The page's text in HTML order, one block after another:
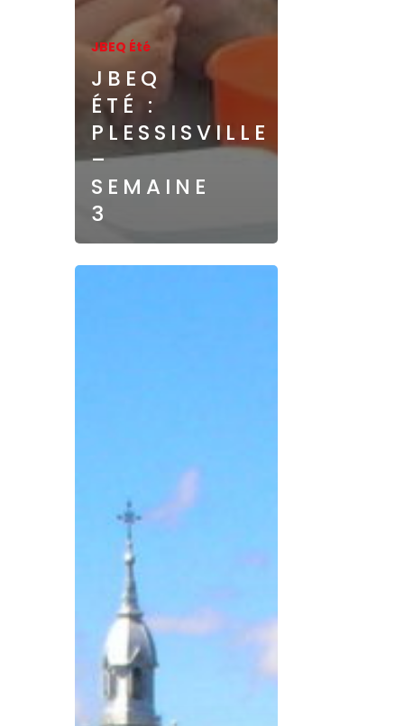
JBEQ Été
JBEQ
ÉTÉ :
PLESSISVILLE
–
SEMAINE
3